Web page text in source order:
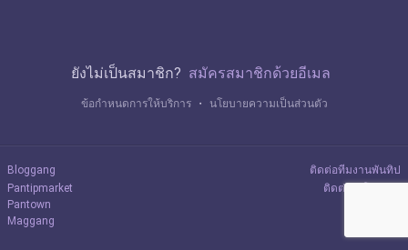
ยังไม่เป็นสมาชิก? สมัครสมาชิกด้วยอีเมล
ข้อกำหนดการให้บริการ ・ นโยบายความเป็นส่วนตัว
Bloggang
Pantipmarket
Pantown
Maggang
ติดต่อทีมงานพันทิป
ติดต่อลงโฆษณา